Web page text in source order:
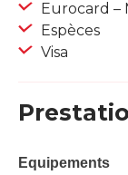
Eurocard –
Espèces
Visa
Equipements